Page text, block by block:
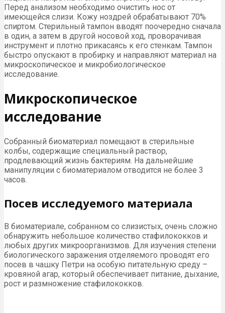
Перед анализом необходимо очистить нос от
имеющейся слизи. Кожу ноздрей обрабатывают 70%
спиртом. Стерильный тампон вводят поочередно сначала
в один, а затем в другой носовой ход, проворачивая
инструмент и плотно прикасаясь к его стенкам. Тампон
быстро опускают в пробирку и направляют материал на
микроскопическое и микробиологическое
исследование.
Микроскопическое
исследование
Собранный биоматериал помещают в стерильные
колбы, содержащие специальный раствор,
продлевающий жизнь бактериям. На дальнейшие
манипуляции с биоматериалом отводится не более 3
часов.
Посев исследуемого материала
В биоматериале, собранном со слизистых, очень сложно
обнаружить небольшое количество стафилококков и
любых других микроорганизмов. Для изучения степени
биологического заражения отделяемого проводят его
посев в чашку Петри на особую питательную среду –
кровяной агар, который обеспечивает питание, дыхание,
рост и размножение стафилококков.